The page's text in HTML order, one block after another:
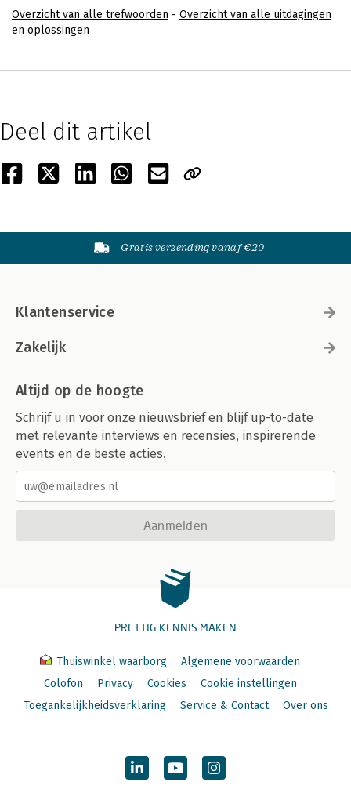
Overzicht van alle trefwoorden - Overzicht van alle uitdagingen
en oplossingen
Deel dit artikel
Gratis verzending vanaf €20
Klantenservice
Zakelijk
Altijd op de hoogte
Schrijf u in voor onze nieuwsbrief en blijf up-to-date
met relevante interviews en recensies, inspirerende
events en de beste acties.
Aanmelden
PRETTIG KENNIS MAKEN
Thuiswinkel waarborg
Algemene voorwaarden
Colofon
Privacy Cookies
Cookie instellingen
Toegankelijkheidsverklaring
Service & Contact Over ons